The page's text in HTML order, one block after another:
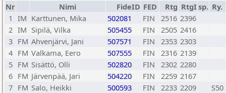
Nr Nimi FideID FED Rtg RtgIsp. Ry.
1 IM Karttunen, Mika 502081 FIN 2516 2396
2 IM Sipilä, Vilka 505455 FIN 2505 2416
3 FM Ahvenjärvi, Jani 507571 FIN 2353 2303
4 FM Valkama, Eero 507555 FIN 2316 2139
5 FM Sisättö, Olli 502820 FIN 2302 2280
6 FM Järvenpää, Jari 504220 FIN 2259 2167
7 FM Salo, Heikki 500593 FIN 2233 2209
S50